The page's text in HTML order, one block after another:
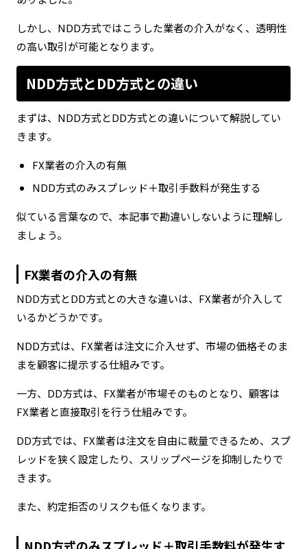
しかし、NDD方式ではこうした業者の介入がなく、透明性
の高い取引が可能となります。
NDD方式とDD方式との違い
まずは、NDD方式とDD方式との違いについて解説してい
きます。
FX業者の介入の有無
NDD方式のみスプレッド＋取引手数料が発生する
似ている言葉なので、本記事で勘違いしないように理解し
ましょう。
FX業者の介入の有無
NDD方式とDD方式との大きな違いは、FX業者が介入して
いるかどうかです。
NDD方式は、FX業者は注文に介入せず、市場の価格そのま
まを顧客に提示する仕組みです。
一方、DD方式は、FX業者が市場そのものとなり、顧客は
FX業者と直接取引を行う仕組みです。
DD方式では、FX業者は注文を自由に裁量できるため、スプ
レッドを狭く設定したり、スリップページを抑制したりで
きます。
また、約定拒否のリスクも低くなります。